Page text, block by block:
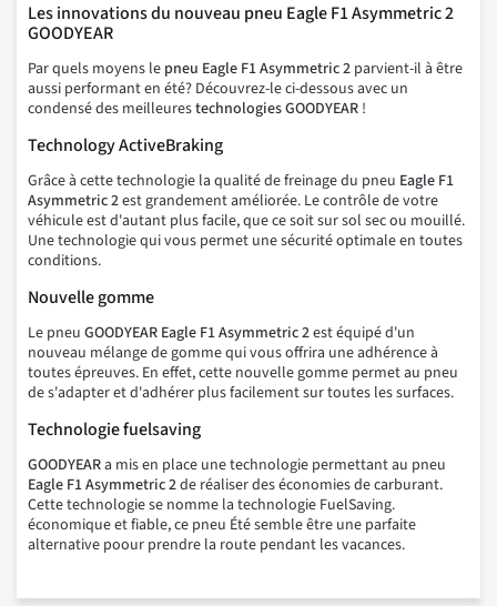
Les innovations du nouveau pneu Eagle F1 Asymmetric 2
GOODYEAR
Par quels moyens le pneu Eagle F1 Asymmetric 2 parvient-il à être
aussi performant en été? Découvrez-le ci-dessous avec un
condensé des meilleurestechnologies GOODYEAR !
Technology ActiveBraking
Grâce à cette technologie la qualité de freinage du pneu Eagle F1
Asymmetric 2est grandement améliorée. Le contrôle de votre
véhicule est d'autant plus facile, que ce soit sur sol sec ou mouillé.
Une technologie qui vous permet une sécurité optimale en toutes
conditions.
Nouvelle gomme
Le pneu GOODYEAR Eagle F1 Asymmetric 2est équipé d'un
nouveau mélange de gomme qui vous offrira une adhérence à
toutes épreuves. En effet, cette nouvelle gomme permet au pneu
de s'adapter et d'adhérer plus facilement sur toutes les surfaces.
Technologie fuelsaving
GOODYEARa mis en place une technologie permettant au pneu
Eagle F1 Asymmetric 2de réaliser des économies de carburant.
Cette technologie se nomme la technologie FuelSaving.
économique et fiable, ce pneu Été semble être une parfaite
alternative poour prendre la route pendant les vacances.